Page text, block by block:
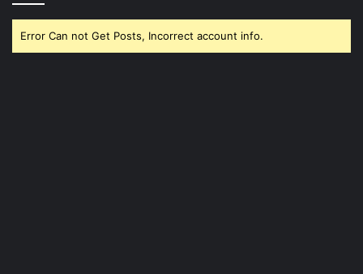
Error Can not Get Posts, Incorrect account info.